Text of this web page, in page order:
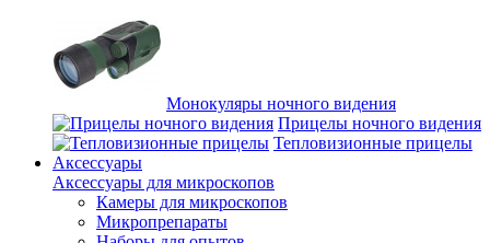
Монокуляры ночного видения
Прицелы ночного видения
Тепловизионные прицелы
Аксессуары
Аксессуары для микроскопов
Камеры для микроскопов
Микропрепараты